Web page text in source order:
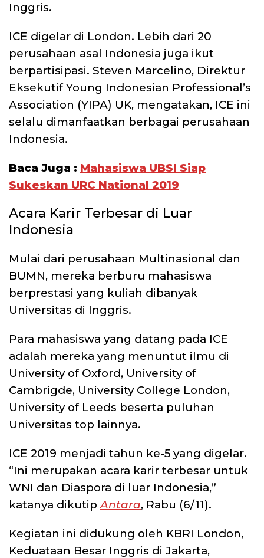
Inggris.
ICE digelar di London. Lebih dari 20
perusahaan asal Indonesia juga ikut
berpartisipasi. Steven Marcelino, Direktur
Eksekutif Young Indonesian Professional’s
Association (YIPA) UK, mengatakan, ICE ini
selalu dimanfaatkan berbagai perusahaan
Indonesia.
Baca Juga : Mahasiswa UBSI Siap
Sukeskan URC National 2019
Acara Karir Terbesar di Luar
Indonesia
Mulai dari perusahaan Multinasional dan
BUMN, mereka berburu mahasiswa
berprestasi yang kuliah dibanyak
Universitas di Inggris.
Para mahasiswa yang datang pada ICE
adalah mereka yang menuntut ilmu di
University of Oxford, University of
Cambrigde, University College London,
University of Leeds beserta puluhan
Universitas top lainnya.
ICE 2019 menjadi tahun ke-5 yang digelar.
“Ini merupakan acara karir terbesar untuk
WNI dan Diaspora di luar Indonesia,”
katanya dikutipAntara, Rabu (6/11).
Kegiatan ini didukung oleh KBRI London,
Keduataan Besar Inggris di Jakarta,